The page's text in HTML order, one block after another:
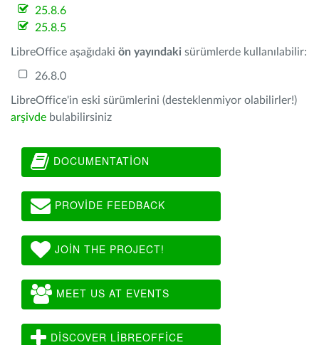
25.8.6
25.8.5
LibreOffice aşağıdaki ön yayındaki sürümlerde kullanılabilir:
26.8.0
LibreOffice'in eski sürümlerini (desteklenmiyor olabilirler!)
arşivde bulabilirsiniz
DOCUMENTATION
PROVIDE FEEDBACK
JOIN THE PROJECT!
MEET US AT EVENTS
DISCOVER LIBREOFFICE